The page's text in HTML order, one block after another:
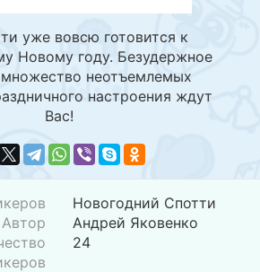
уже вовсю готовится к
Новому году. Безудержное
множество неотъемлемых
настроения ждут
Вас!
Новогодний Спотти
Автор
Андрей Яковенко
24